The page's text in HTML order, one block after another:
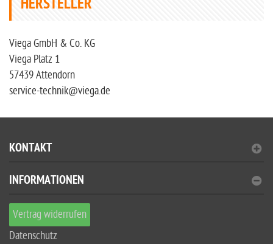
HERSTELLER
Viega GmbH & Co. KG
Viega Platz 1
57439 Attendorn
service-technik@viega.de
KONTAKT
INFORMATIONEN
Vertrag widerrufen
Datenschutz